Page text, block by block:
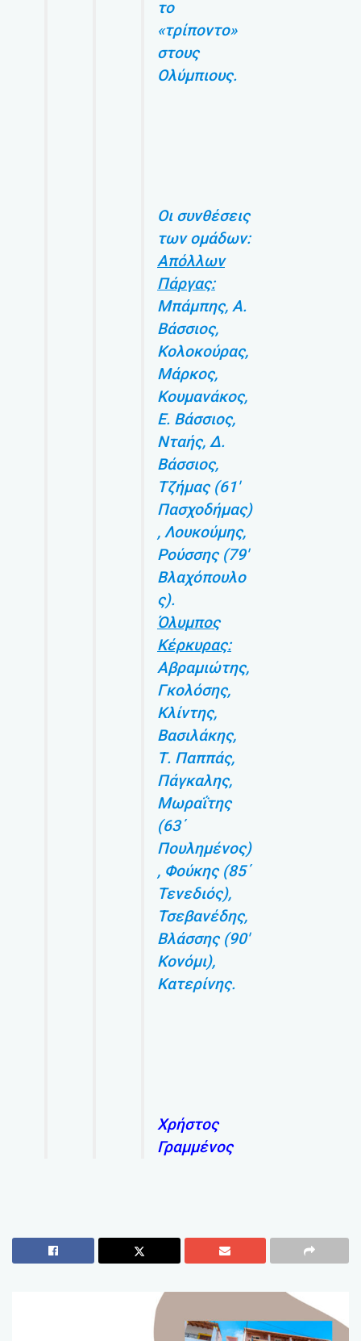
το
«τρίποντο»
στους
Ολύμπιους.
Οι συνθέσεις
των ομάδων:
Απόλλων
Πάργας:
Μπάμπης, Α.
Βάσσιος,
Κολοκούρας,
Μάρκος,
Κουμανάκος,
Ε. Βάσσιος,
Νταής, Δ.
Βάσσιος,
Τζήμας (61′
Πασχοδήμας)
, Λουκούμης,
Ρούσσης (79′
Βλαχόπουλο
ς).
Όλυμπος
Κέρκυρας:
Αβραμιώτης,
Γκολόσης,
Κλίντης,
Βασιλάκης,
Τ. Παππάς,
Πάγκαλης,
Μωραΐτης
(63΄
Πουλημένος)
, Φούκης (85΄
Τενεδιός),
Τσεβανέδης,
Βλάσσης (90′
Κονόμι),
Κατερίνης.
Χρήστος
Γραμμένος